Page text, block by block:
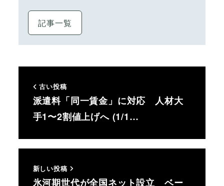
記事一覧
古い投稿
派遣料「同一賃金」に対応 人材大
手1〜2割値上げへ (1/1…
新しい投稿
氷河期世代が全国ネット設立 ベー